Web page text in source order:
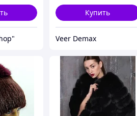
Купить
Veer Demax